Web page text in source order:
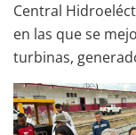
Central
en las que se
turbinas,